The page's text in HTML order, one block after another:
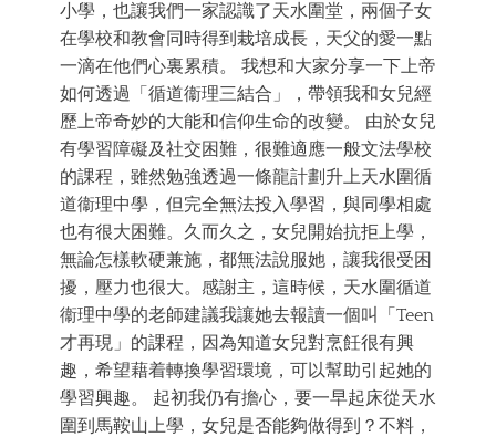
小學，也讓我們一家認識了天水圍堂，兩個子女
在學校和教會同時得到栽培成長，天父的愛一點
一滴在他們心裏累積。 我想和大家分享一下上帝
如何透過「循道衞理三結合」，帶領我和女兒經
歷上帝奇妙的大能和信仰生命的改變。 由於女兒
有學習障礙及社交困難，很難適應一般文法學校
的課程，雖然勉強透過一條龍計劃升上天水圍循
道衞理中學，但完全無法投入學習，與同學相處
也有很大困難。久而久之，女兒開始抗拒上學，
無論怎樣軟硬兼施，都無法說服她，讓我很受困
擾，壓力也很大。感謝主，這時候，天水圍循道
衞理中學的老師建議我讓她去報讀一個叫「Teen
才再現」的課程，因為知道女兒對烹飪很有興
趣，希望藉着轉換學習環境，可以幫助引起她的
學習興趣。 起初我仍有擔心，要一早起床從天水
圍到馬鞍山上學，女兒是否能夠做得到？不料，